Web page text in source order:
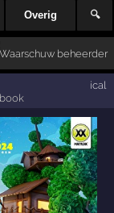
Overig 🔍
ical